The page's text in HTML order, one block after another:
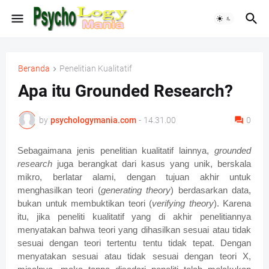
Beranda Penelitian Kualitatif
Apa itu Grounded Research?
by psychologymania.com - 14.31.00 0
Sebagaimana jenis penelitian kualitatif lainnya, grounded
research juga berangkat dari kasus yang unik, berskala
mikro, berlatar alami, dengan tujuan akhir untuk
menghasilkan teori (generating theory) berdasarkan data,
bukan untuk membuktikan teori (verifying theory). Karena
itu, jika peneliti kualitatif yang di akhir penelitiannya
menyatakan bahwa teori yang dihasilkan sesuai atau tidak
sesuai dengan teori tertentu tentu tidak tepat. Dengan
menyatakan sesuai atau tidak sesuai dengan teori X,